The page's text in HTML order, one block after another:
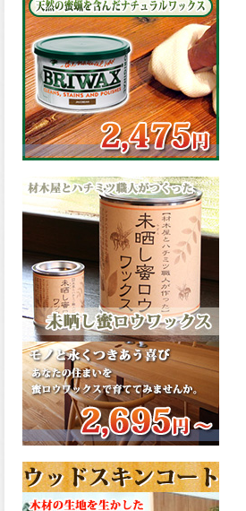
アム無機ルーフが新しく販売
開始致しました。ご購入はこ
ちらから。
2026.03.09
ハケ塗りでの伸びが良く作業
性と仕上がりに優れた合成樹
脂調合ペイント、SDホルスF4
が新しく販売開始致しまし
た。ご購入はこちらから。
2026.03.06
ファインウレタンの使いやす
さで、低汚染形。塗料用シン
ナーで希釈できる、使いやす
さを追求したウレタン樹脂エ
ナメル、低汚染形ファインウ
レタンU100が新しく販売開始
致しました。ご購入はこちら
から。
2026.03.05
ファインウレタンの使いやす
さで、弾性形。塗料用シンナ
ーで希釈できる、使いやすさ
を追求したウレタン樹脂エナ
メル、弾性ファインウレタン
した。ご購入はこちらから。
2026.03.04